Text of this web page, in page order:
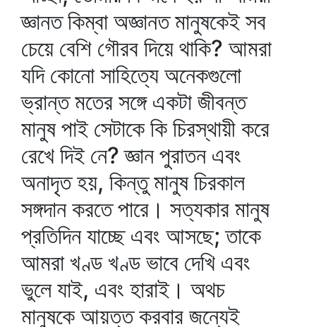
জ্ঞানত কিম্বা অজ্ঞানত মানুষকেই সব
চেয়ে বেশি গৌরব দিয়ে থাকি? আমরা
যদি কোনো সাহিত্যে অনেকগুলো
ভ্রান্ত মতের সঙ্গে একটা জীবন্ত
মানুষ পাই সেটাকে কি চিরস্থায়ী করে
রেখে দিই নে? জ্ঞান পুরাতন এবং
অনাদৃত হয়, কিন্তু মানুষ চিরকাল
সঙ্গদান করতে পারে। সত্যকার মানুষ
প্রতিদিন যাচ্ছে এবং আসছে; তাকে
আমরা খণ্ড খণ্ড ভাবে দেখি এবং
ভুলে যাই, এবং হারাই। অথচ
মানুষকে আয়ত্ত করবার জন্যেই